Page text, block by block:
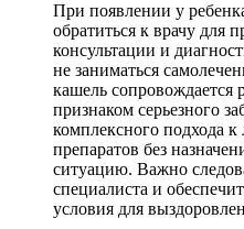
При появлении у
обратиться к врачу для
консультации и
не заниматься
кашель
признаком серьезного
комплексного подхода
препаратов без
ситуацию. Важно
специалиста и
условия для